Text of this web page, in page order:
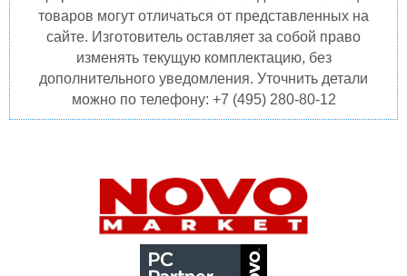
товаров могут отличаться от представленных на
сайте. Изготовитель оставляет за собой право
изменять текущую комплектацию, без
дополнительного уведомления. Уточнить детали
можно по телефону: +7 (495) 280-80-12